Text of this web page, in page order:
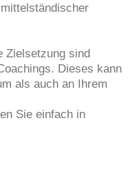
Zielsetzung sind
Dieses kann
als auch an Ihrem
Sie einfach in